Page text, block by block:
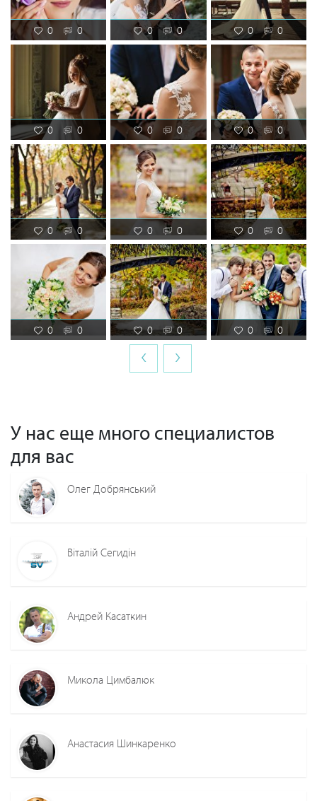
0 0 0 0 0 0
0 0 0 0 0 0
0 0 0 0 0 0
0 0 0 0 0 0
‹ ›
У нас еще много специалистов
для вас
Олег Добрянський
Віталій Сегидін
Андрей Касаткин
Микола Цимбалюк
Анастасия Шинкаренко